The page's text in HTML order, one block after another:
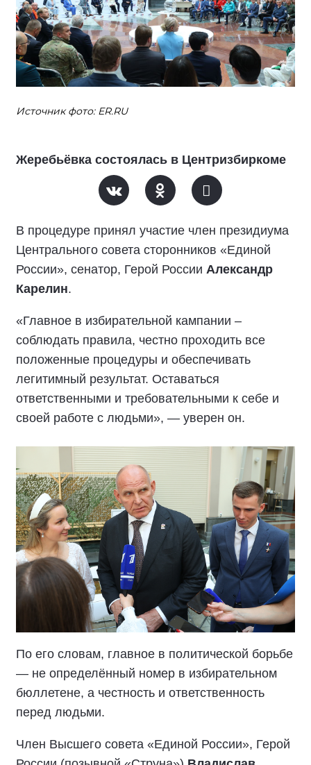
Источник фото: ER.RU
Жеребьёвка состоялась в Центризбиркоме
В процедуре принял участие член президиума
Центрального совета сторонников «Единой
России», сенатор, Герой России Александр
Карелин.
«Главное в избирательной кампании –
соблюдать правила, честно проходить все
положенные процедуры и обеспечивать
легитимный результат. Оставаться
ответственными и требовательными к себе и
своей работе с людьми», — уверен он.
По его словам, главное в политической борьбе
— не определённый номер в избирательном
бюллетене, а честность и ответственность
перед людьми.
Член Высшего совета «Единой России», Герой